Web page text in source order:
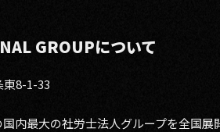
GROUPについて
東8-1-33
内最大の社労士法人グループを全国